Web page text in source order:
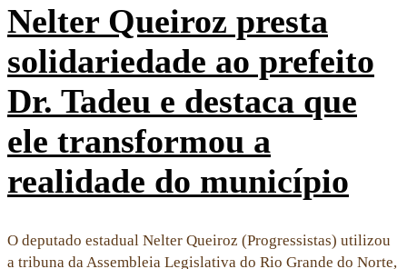
Nelter Queiroz presta
solidariedade ao prefeito
Dr. Tadeu e destaca que
ele transformou a
realidade do município
O deputado estadual Nelter Queiroz (Progressistas) utilizou
a tribuna da Assembleia Legislativa do Rio Grande do Norte,